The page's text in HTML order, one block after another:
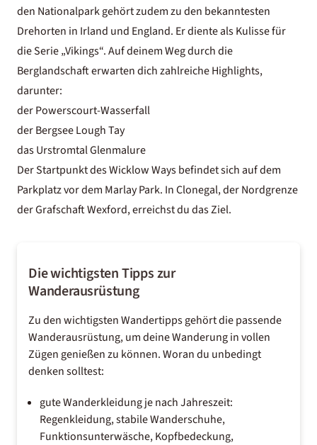
den Nationalpark gehört zudem zu den bekanntesten
Drehorten in Irland und England. Er diente als Kulisse für
die Serie „Vikings“. Auf deinem Weg durch die
Berglandschaft erwarten dich zahlreiche Highlights,
darunter:
der Powerscourt-Wasserfall
der Bergsee Lough Tay
das Urstromtal Glenmalure
Der Startpunkt des Wicklow Ways befindet sich auf dem
Parkplatz vor dem Marlay Park. In Clonegal, der Nordgrenze
der Grafschaft Wexford, erreichst du das Ziel.
Die wichtigsten Tipps zur
Wanderausrüstung
Zu denwichtigsten Wandertippsgehört die passende
Wanderausrüstung, um deine Wanderung in vollen
Zügen genießen zu können. Woran du unbedingt
denken solltest:
gute Wanderkleidung je nach Jahreszeit:
Regenkleidung, stabile Wanderschuhe,
Funktionsunterwäsche, Kopfbedeckung,